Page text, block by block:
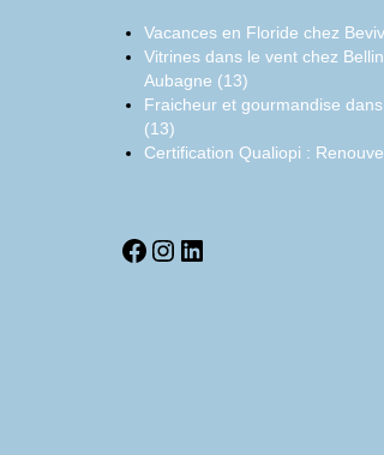
Vacances en Floride chez
Vitrines dans le vent chez
Aubagne (13)
Fraicheur et gourmandise
(13)
Certification Qualiopi :
Facebook
Instagram
LinkedIn